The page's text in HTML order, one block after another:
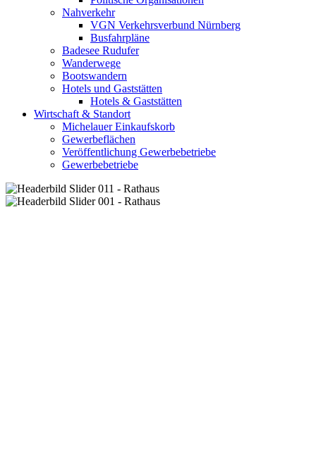
Nahverkehr
VGN Verkehrsverbund Nürnberg
Busfahrpläne
Badesee Rudufer
Wanderwege
Bootswandern
Hotels und Gaststätten
Hotels & Gaststätten
Wirtschaft & Standort
Michelauer Einkaufskorb
Gewerbeflächen
Veröffentlichung Gewerbebetriebe
Gewerbebetriebe